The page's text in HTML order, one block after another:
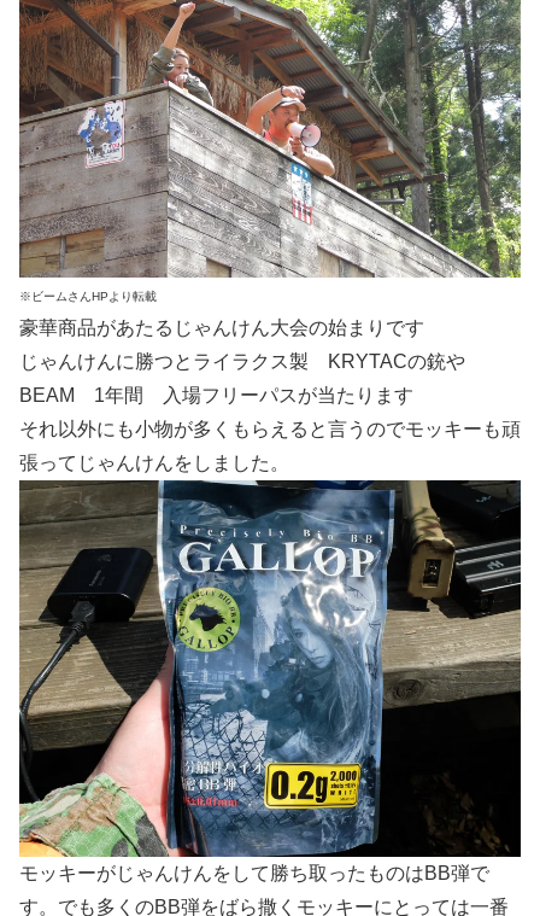
※ビームさんHPより転載
豪華商品があたるじゃんけん大会の始まりです
じゃんけんに勝つとライラクス製 KRYTACの銃や
BEAM 1年間 入場フリーパスが当たります
それ以外にも小物が多くもらえると言うのでモッキーも頑
張ってじゃんけんをしました。
モッキーがじゃんけんをして勝ち取ったものはBB弾で
す。でも多くのBB弾をばら撒くモッキーにとっては一番